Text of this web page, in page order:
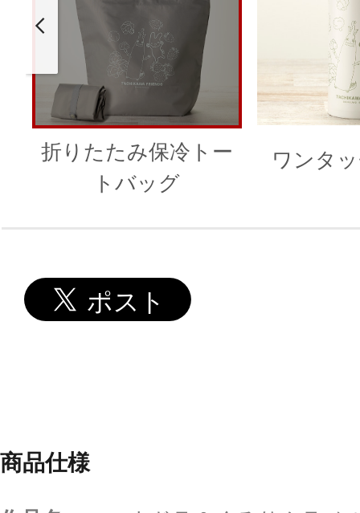
折りたたみ保冷トー
トバッグ
ワンタ
商品仕様